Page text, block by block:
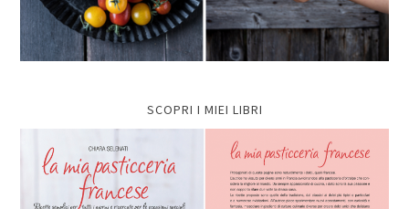
SCOPRI I MIEI LIBRI